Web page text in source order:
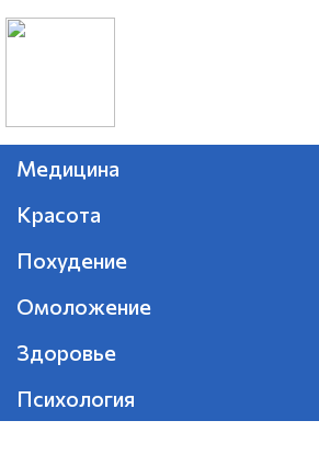
Медицина
Красота
Похудение
Омоложение
Здоровье
Психология